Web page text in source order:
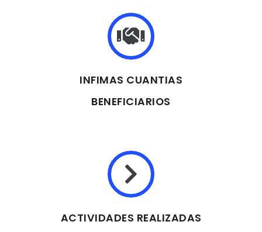
INFIMAS CUANTIAS
BENEFICIARIOS
ACTIVIDADES REALIZADAS